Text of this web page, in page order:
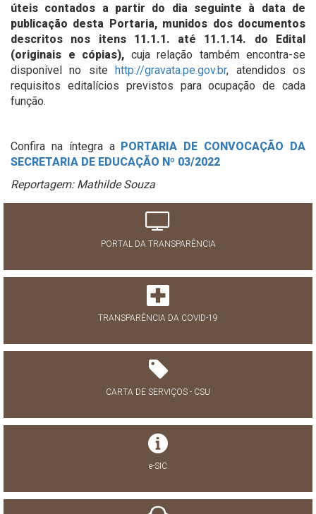
úteis contados a partir do dia seguinte à data de
publicação desta Portaria, munidos dos documentos
descritos nos itens 11.1.1. até 11.1.14. do Edital
(originais e cópias), cuja relação também encontra-se
disponível no site http://gravata.pe.gov.br, atendidos os
requisitos editalícios previstos para ocupação de cada
função.
Confira na íntegra a PORTARIA DE CONVOCAÇÃO DA
SECRETARIA DE EDUCAÇÃO Nº 03/2022
Reportagem: Mathilde Souza
PORTAL DA TRANSPARÊNCIA
TRANSPARÊNCIA DA COVID-19
CARTA DE SERVIÇOS - CSU
e-SIC